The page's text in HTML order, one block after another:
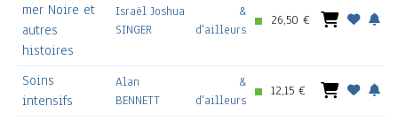
mer Noire et
autres
histoires
Israël Joshua
SINGER
&
d'ailleurs
26,50 €
Soins
intensifs
Alan
BENNETT
&
d'ailleurs
12,15 €